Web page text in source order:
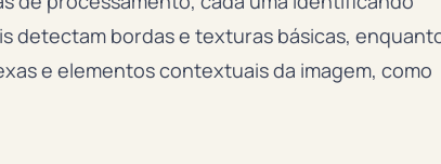
detectam bordas e texturas básicas,
e elementos contextuais da imagem, como